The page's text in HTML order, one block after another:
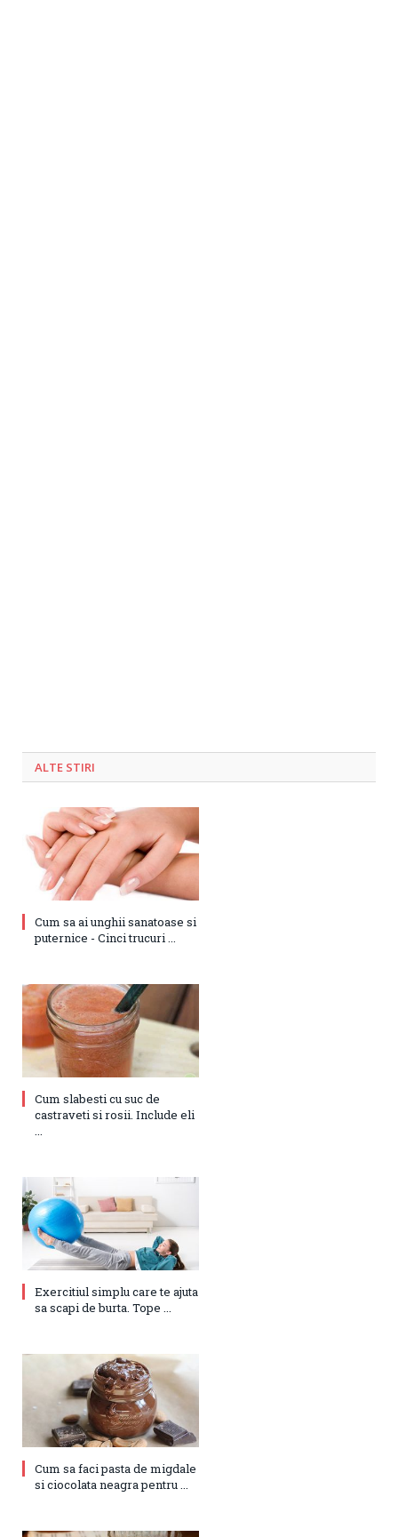
ALTE STIRI
Cum sa ai unghii sanatoase si
puternice - Cinci trucuri ...
Cum slabesti cu suc de
castraveti si rosii. Include eli
...
Exercitiul simplu care te ajuta
sa scapi de burta. Tope ...
Cum sa faci pasta de migdale
si ciocolata neagra pentru ...